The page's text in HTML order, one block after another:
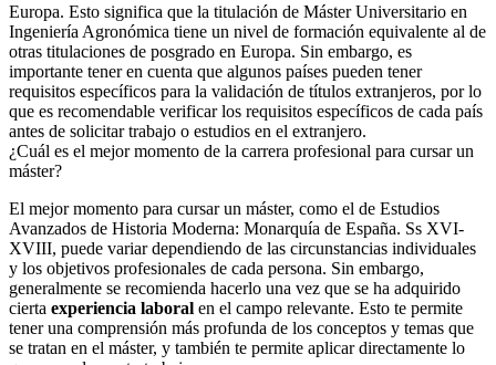
Europa. Esto significa que la titulación de Máster Universitario en
Ingeniería Agronómica tiene un nivel de formación equivalente al de
otras titulaciones de posgrado en Europa. Sin embargo, es
importante tener en cuenta que algunos países pueden tener
requisitos específicos para la validación de títulos extranjeros, por lo
que es recomendable verificar los requisitos específicos de cada país
antes de solicitar trabajo o estudios en el extranjero.
¿Cuál es el mejor momento de la carrera profesional para cursar un
máster?
El mejor momento para cursar un máster, como el de Estudios
Avanzados de Historia Moderna: Monarquía de España. Ss XVI-
XVIII, puede variar dependiendo de las circunstancias individuales
y los objetivos profesionales de cada persona. Sin embargo,
generalmente se recomienda hacerlo una vez que se ha adquirido
cierta experiencia laboral en el campo relevante. Esto te permite
tener una comprensión más profunda de los conceptos y temas que
se tratan en el máster, y también te permite aplicar directamente lo